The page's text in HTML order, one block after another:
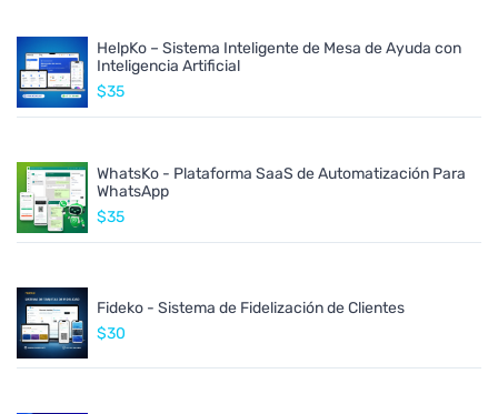
HelpKo – Sistema Inteligente de Mesa de Ayuda con
Inteligencia Artificial
$35
WhatsKo - Plataforma SaaS de Automatización Para
WhatsApp
$35
Fideko - Sistema de Fidelización de Clientes
$30